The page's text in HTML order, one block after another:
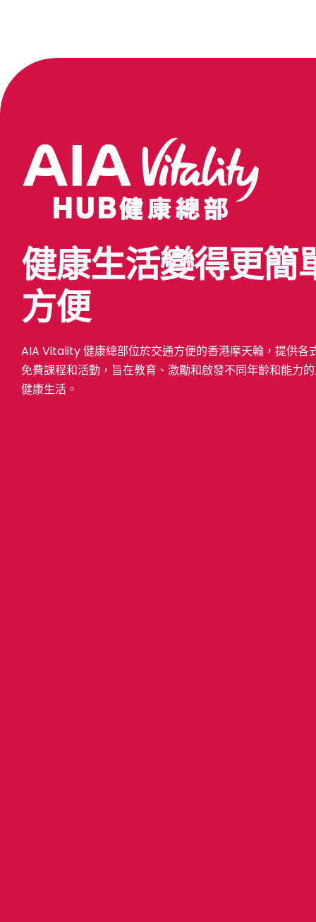
健康生活變得更簡
方便
AIA Vitality 健康總部位於交通方便的香港摩天輪，提供各
免費課程和活動，旨在教育、激勵和啟發不同年齡和能力
健康生活。